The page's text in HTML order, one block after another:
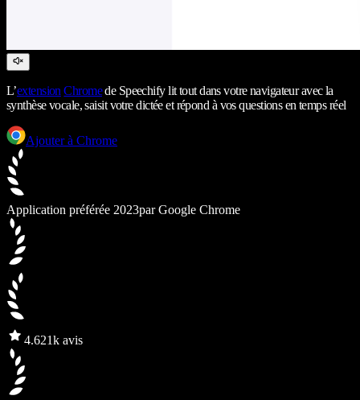
L’extension Chromede Speechify lit tout dans votre navigateur avec la
synthèse vocale, saisit votre dictée et répond à vos questions en temps réel
Ajouter à Chrome
Application préférée 2023par Google Chrome
4.621k avis